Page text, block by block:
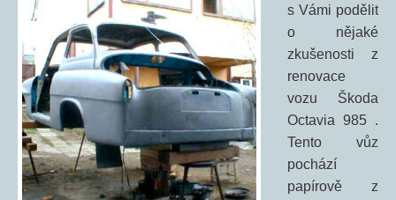
s Vámi podělit
o nějaké
zkušenosti z
renovace
vozu Škoda
Octavia 985 .
Tento vůz
pochází
papírově z